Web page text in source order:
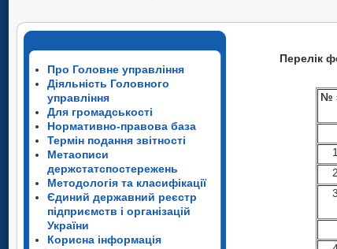
Про Головне управління
Діяльність Головного
управління
Для громадськості
Нормативно-правова база
Термін подання звітності
Метаописи
держстатспостережень
Методологія та класифікації
Єдиний державний реєстр
підприємств і організацій
України
Корисна інформація
Перелік
№
1
2
3